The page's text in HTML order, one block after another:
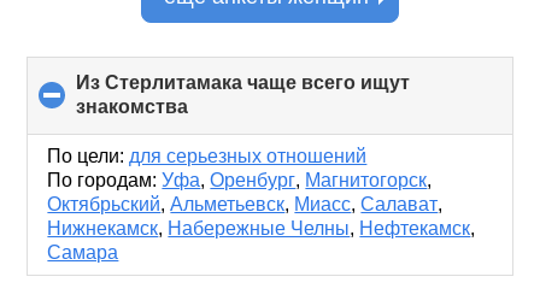
Из Стерлитамака чаще всего ищут
знакомства
to
collapse
contents
По цели: для серьезных отношений
По городам: Уфа,Оренбург, Магнитогорск,
Октябрьский,Альметьевск, Миасс,Салават,
Нижнекамск, Набережные Челны, Нефтекамск,
Самара